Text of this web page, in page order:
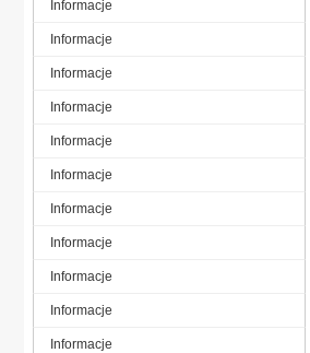
Informacje
Informacje
Informacje
Informacje
Informacje
Informacje
Informacje
Informacje
Informacje
Informacje
Informacje